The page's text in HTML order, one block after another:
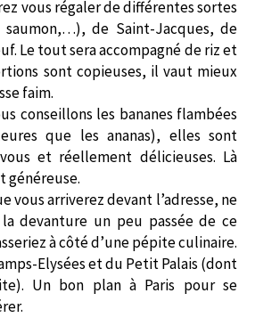
vous régaler de différentes sortes
de Saint-Jacques, de
Le tout sera accompagné de riz et
sont copieuses, il vaut mieux
faim.
conseillons les bananes flambées
que les ananas), elles sont
et réellement délicieuses. Là
généreuse.
vous arriverez devant l’adresse, ne
devanture un peu passée de ce
à côté d’une pépite culinaire.
Elysées et du Petit Palais (dont
Un bon plan à Paris pour se